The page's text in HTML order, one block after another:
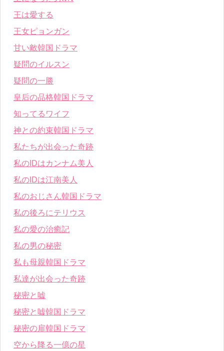
王は愛する
王女ピョンガン
甘い敵韓国ドラマ
疑問のイルスン
疑問の一勝
皇后の品格韓国ドラマ
知ってるワイフ
神との約束韓国ドラマ
私たちが出会った奇跡
私のIDはカンナム美人
私のIDは江南美人
私のおじさん韓国ドラマ
私の後ろにテリウス
私の愛の治癒記
私の男の秘密
私も母親韓国ドラマ
私達が出会った奇跡
秘密と嘘
秘密と嘘韓国ドラマ
秘密の扉韓国ドラマ
空から降る一億の星